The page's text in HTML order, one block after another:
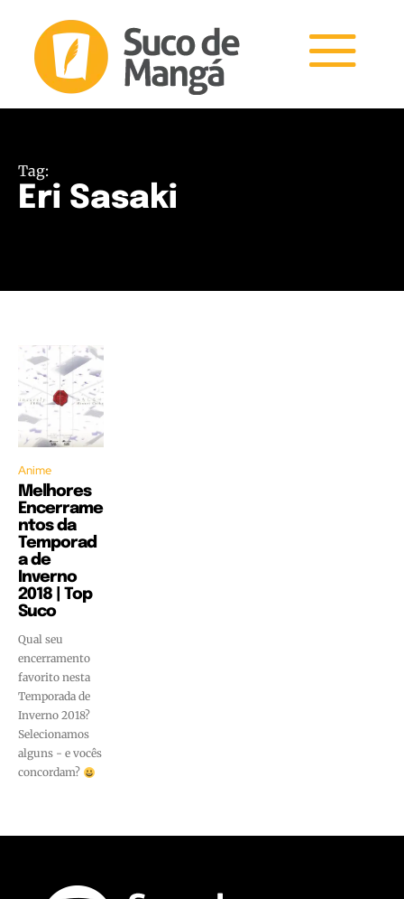
Tag:
Eri Sasaki
Anime
Melhores
Encerrame
ntos da
Temporad
a de
Inverno
2018 | Top
Suco
Qual seu
encerramento
favorito nesta
Temporada de
Inverno 2018?
Selecionamos
alguns - e vocês
concordam?